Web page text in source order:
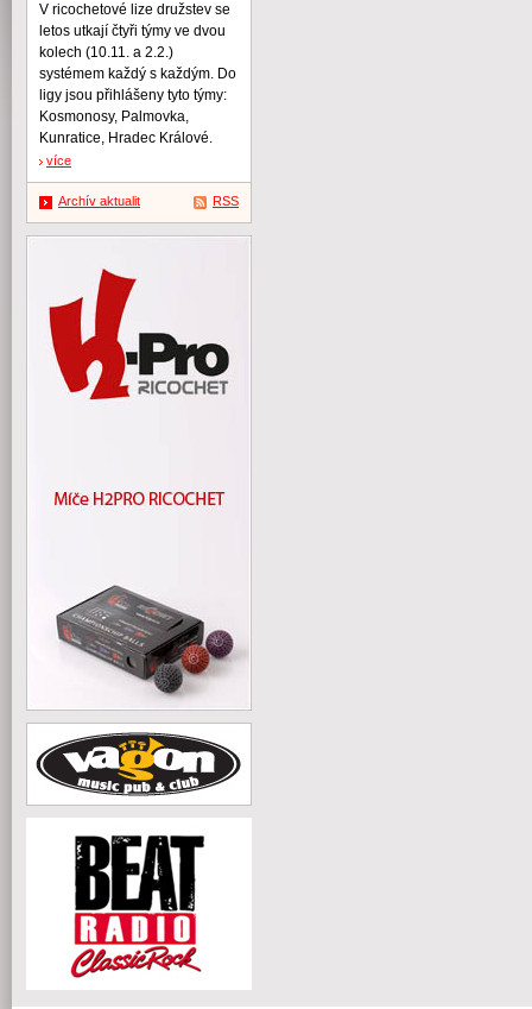
V ricochetové lize družstev se
letos utkají čtyři týmy ve dvou
kolech (10.11. a 2.2.)
systémem každý s každým. Do
ligy jsou přihlášeny tyto týmy:
Kosmonosy, Palmovka,
Kunratice, Hradec Králové.
více
Archív aktualit RSS